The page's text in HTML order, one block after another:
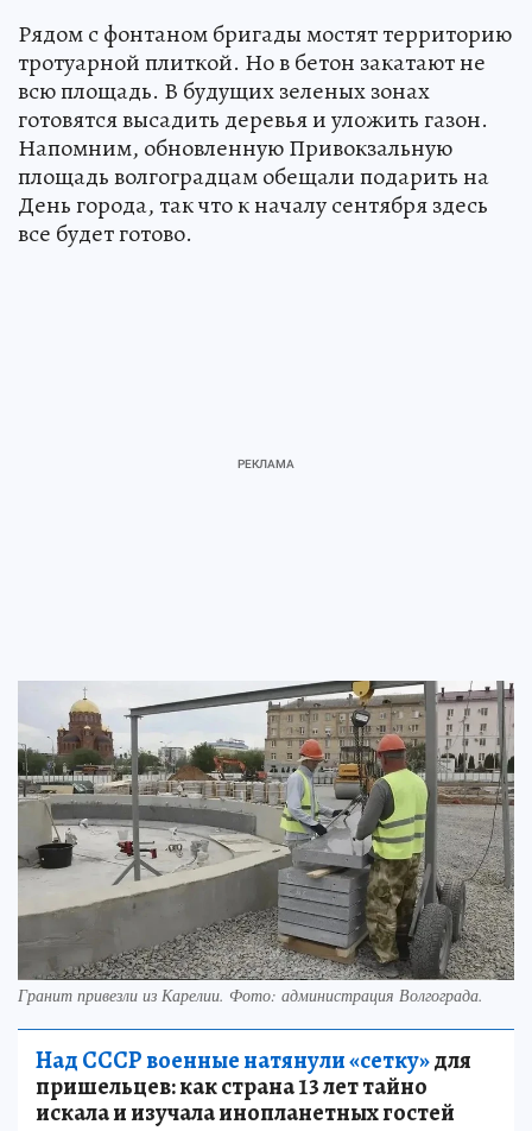
Рядом с фонтаном бригады мостят территорию
тротуарной плиткой. Но в бетон закатают не
всю площадь. В будущих зеленых зонах
готовятся высадить деревья и уложить газон.
Напомним, обновленную Привокзальную
площадь волгоградцам обещали подарить на
День города, так что к началу сентября здесь
все будет готово.
Гранит привезли из Карелии. Фото: администрация Волгограда.
Над СССР военные натянули «сетку»для
пришельцев: как страна 13 лет тайно
искала и изучала инопланетных гостей